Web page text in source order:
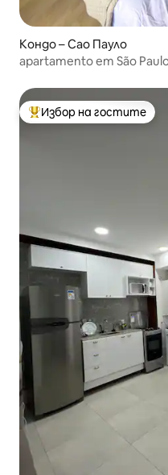
Кондо – Сао Пауло
apartamento em São
Най-популярен избор
Избор на гостите